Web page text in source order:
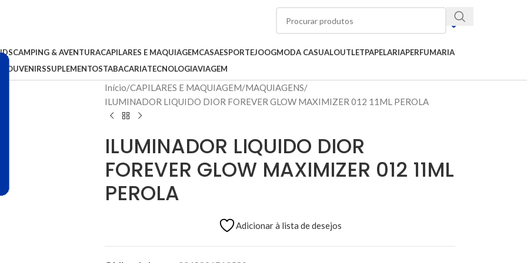
CAMPING & AVENTURACAPILARES E MAQUIAGEMCASAESPORTEJOOGMODA CASUALOUTLETPAPELARIAPERFUMARIA
SOUVENIRSSUPLEMENTOSTABACARIATECNOLOGIAVIAGEM
Início CAPILARES E MAQUIAGEM MAQUIAGENS
ILUMINADOR LIQUIDO DIOR FOREVER GLOW MAXIMIZER 012 11ML PEROLA
ILUMINADOR LIQUIDO DIOR
FOREVER GLOW MAXIMIZER 012 11ML
PEROLA
Adicionar à lista de desejos